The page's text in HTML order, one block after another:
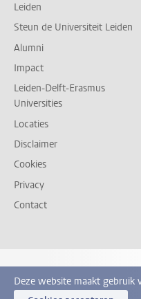
Leiden
Steun de Universiteit Leiden
Alumni
Impact
Leiden-Delft-Erasmus
Universities
Locaties
Disclaimer
Cookies
Privacy
Contact
Deze website maakt gebruik